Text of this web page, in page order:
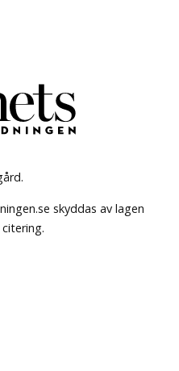
skyddas av lagen